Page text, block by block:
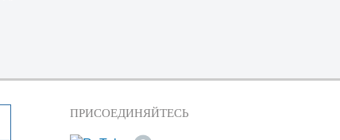
ПРИСОЕДИНЯЙТЕСЬ